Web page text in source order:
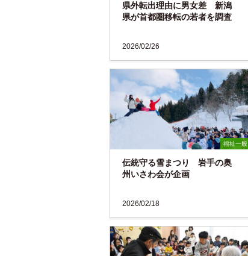
県外転出理由に男女差 新潟
県が首都圏移転の若者を調査
2026/02/26
福祉一般
伝統守る雪まつり 岩手の奥
州いさわ会が企画
2026/02/18